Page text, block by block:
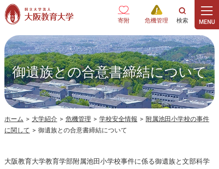
本文へ
寄附 危機管理
御遺族との合意書締結について
ホーム > 大学紹介 > 危機管理 > 学校安全情報 > 附属池田小学校の事件
に関して > 御遺族との合意書締結について
大阪教育大学教育学部附属池田小学校事件に係る御遺族と文部科学